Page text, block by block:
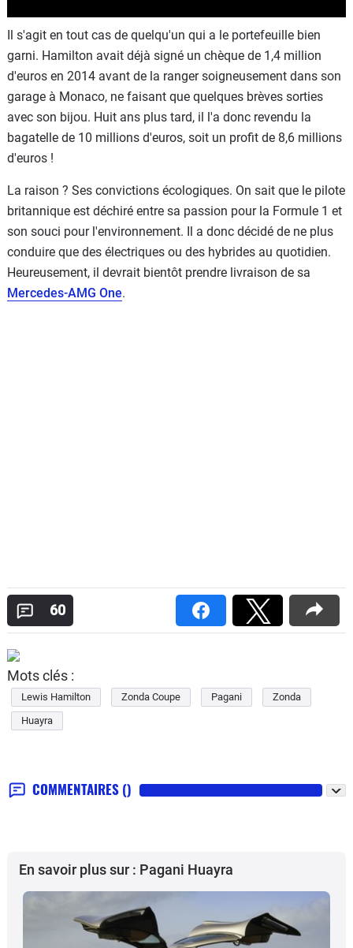
Il s'agit en tout cas de quelqu'un qui a le portefeuille bien
garni. Hamilton avait déjà signé un chèque de 1,4 million
d'euros en 2014 avant de la ranger soigneusement dans son
garage à Monaco, ne faisant que quelques brèves sorties
avec son bijou. Huit ans plus tard, il l'a donc revendu la
bagatelle de 10 millions d'euros, soit un profit de 8,6 millions
d'euros !
La raison ? Ses convictions écologiques. On sait que le pilote
britannique est déchiré entre sa passion pour la Formule 1 et
son souci pour l'environnement. Il a donc décidé de ne plus
conduire que des électriques ou des hybrides au quotidien.
Heureusement, il devrait bientôt prendre livraison de sa
Mercedes-AMG One.
60
Mots clés :
Lewis Hamilton Zonda Coupe Pagani
Zonda
Huayra
COMMENTAIRES ()
En savoir plus sur : Pagani Huayra